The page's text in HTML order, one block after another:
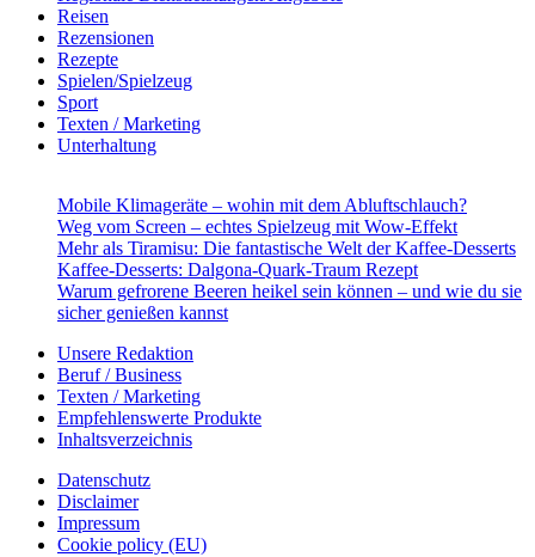
Reisen
Rezensionen
Rezepte
Spielen/Spielzeug
Sport
Texten / Marketing
Unterhaltung
Mobile Klimageräte – wohin mit dem Abluftschlauch?
Weg vom Screen – echtes Spielzeug mit Wow-Effekt
Mehr als Tiramisu: Die fantastische Welt der Kaffee-Desserts
Kaffee-Desserts: Dalgona-Quark-Traum Rezept
Warum gefrorene Beeren heikel sein können – und wie du sie
sicher genießen kannst
Unsere Redaktion
Beruf / Business
Texten / Marketing
Empfehlenswerte Produkte
Inhaltsverzeichnis
Datenschutz
Disclaimer
Impressum
Cookie policy (EU)